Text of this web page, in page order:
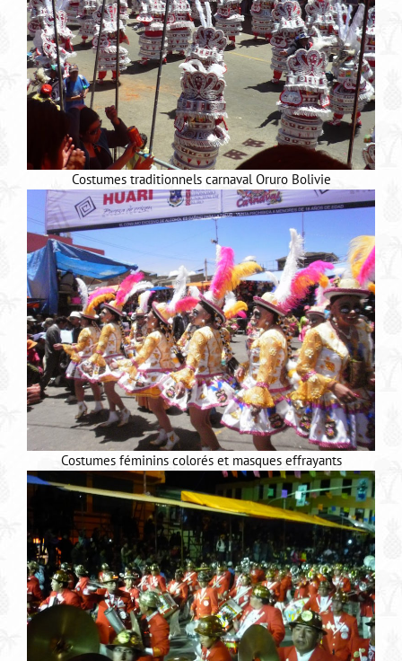
Costumes traditionnels carnaval Oruro Bolivie
Costumes féminins colorés et masques effrayants